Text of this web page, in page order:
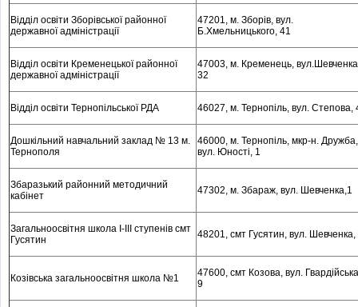
Відділ освіти Зборівської районної
державної адміністрації
47201, м. Зборів, вул.
Б.Хмельницького, 41
Відділ освіти Кременецької районної
державної адміністрації
47003, м. Кременець,
32
Відділ освіти Тернопільської РДА 46027, м. Тернопіль, вул. Степова,
Дошкільний навчальний заклад № 13 м.
Тернополя
46000, м. Тернопіль, мкр-н. Дружба,
вул. Юності, 1
Збаразький районний методичний
кабінет
47302, м. Збараж, вул. Шевченка,1
Загальноосвітня школа І-ІІІ ступенів смт
Гусятин
48201, смт Гусятин, вул. Шевченка,
Козівська загальноосвітня школа №1
47600, смт Козова, вул.
9